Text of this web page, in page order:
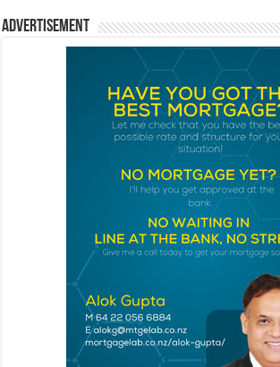
Advertisement